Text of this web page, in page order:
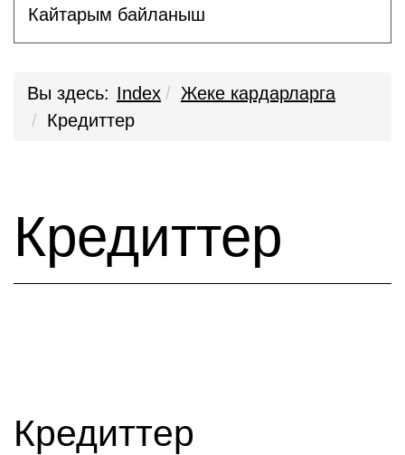
Кайтарым байланыш
Вы здесь: Index
Жеке кардарларга
Кредиттер
Кредиттер
Кредиттер